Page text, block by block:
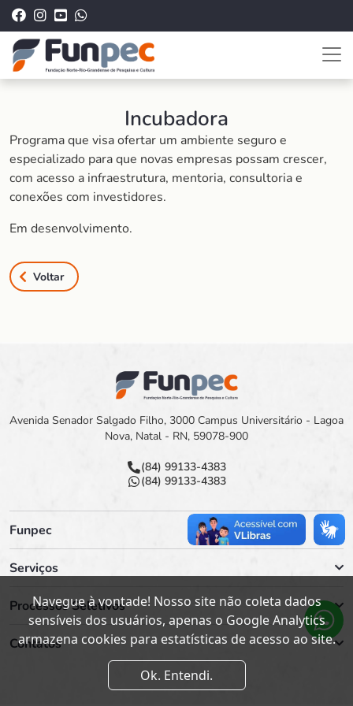
Incubadora
Programa que visa ofertar um ambiente seguro e
especializado para que novas empresas possam crescer,
com acesso a infraestrutura, mentoria, consultoria e
conexões com investidores.
Em desenvolvimento.
Voltar
Avenida Senador Salgado Filho, 3000 Campus Universitário - Lagoa
Nova, Natal - RN, 59078-900
(84) 99133-4383
(84) 99133-4383
Funpec
Serviços
Processos Seletivos
Contatos
Navegue à vontade! Nosso site não coleta dados
sensíveis dos usuários, apenas o Google Analytics
armazena cookies para estatísticas de acesso ao site.
Ok. Entendi.